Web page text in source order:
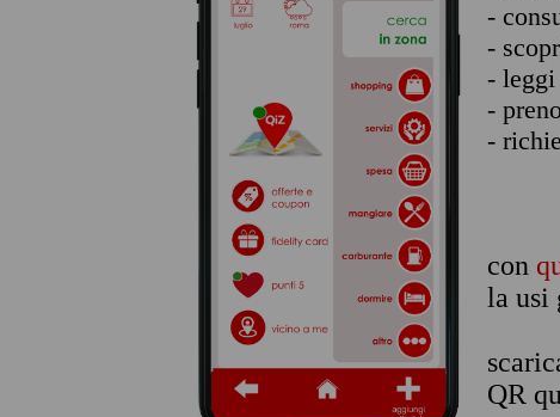
-
-
-
-
-
con
la usi
QR